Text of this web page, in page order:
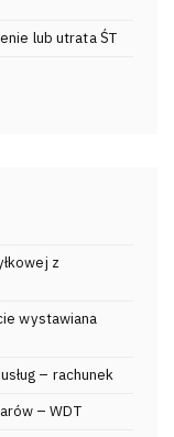
lub utrata ŚT
z
wystawiana
– rachunek
– WDT